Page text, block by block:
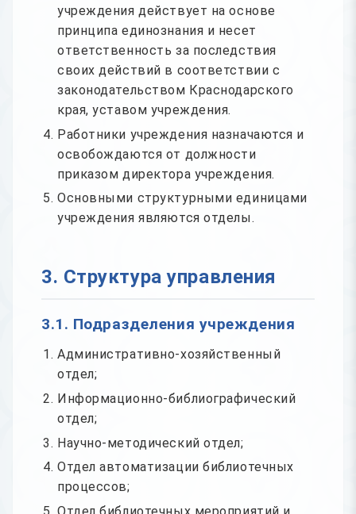
учреждения действует на основе
принципа единознания и несет
ответственность за последствия
своих действий в соответствии с
законодательством Краснодарского
края, уставом учреждения.
Работники учреждения назначаются и
освобождаются от должности
приказом директора учреждения.
Основными структурными единицами
учреждения являются отделы.
3. Структура управления
3.1. Подразделения учреждения
Административно-хозяйственный
отдел;
Информационно-библиографический
отдел;
Научно-методический отдел;
Отдел автоматизации библиотечных
процессов;